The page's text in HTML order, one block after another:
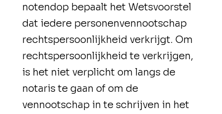
notendop bepaalt het Wetsvoorstel
dat iedere personenvennootschap
rechtspersoonlijkheid verkrijgt. Om
rechtspersoonlijkheid te verkrijgen,
is het niet verplicht om langs de
notaris te gaan of om de
vennootschap in te schrijven in het